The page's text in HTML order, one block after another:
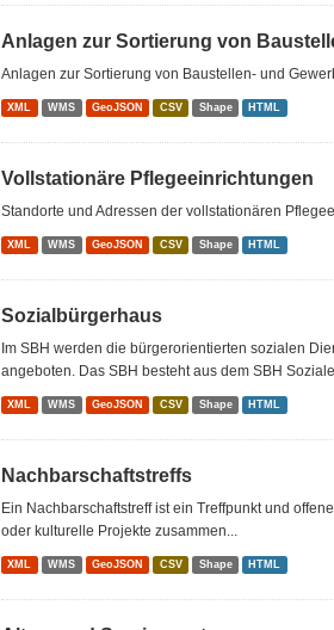
Anlagen zur Sortierung von
Anlagen zur Sortierung von Baustellen- und
XML WMS GeoJSON CSV Shape HTML
Vollstationäre Pflegeeinrichtungen
Standorte und Adressen der vollstationären
XML WMS GeoJSON CSV Shape HTML
Sozialbürgerhaus
Im SBH werden die bürgerorientierten sozialen
angeboten. Das SBH besteht aus dem SBH
XML WMS GeoJSON CSV Shape HTML
Nachbarschaftstreffs
Ein Nachbarschaftstreff ist ein Treffpunkt und
oder kulturelle Projekte zusammen...
XML WMS GeoJSON CSV Shape HTML